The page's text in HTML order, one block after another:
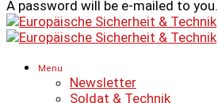
A password will be e-mailed to you.
Menu
Newsletter
Soldat & Technik